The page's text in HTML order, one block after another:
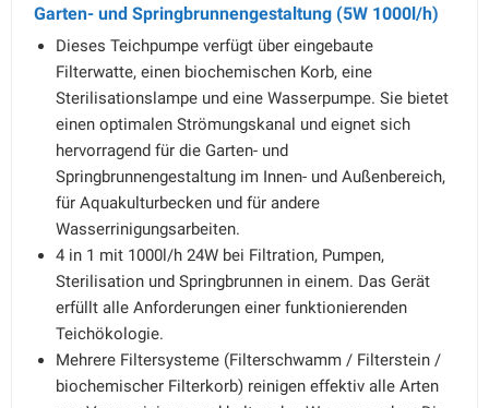
Garten- und Springbrunnengestaltung (5W 1000l/h)
Dieses Teichpumpe verfügt über eingebaute
Filterwatte, einen biochemischen Korb, eine
Sterilisationslampe und eine Wasserpumpe. Sie bietet
einen optimalen Strömungskanal und eignet sich
hervorragend für die Garten- und
Springbrunnengestaltung im Innen- und Außenbereich,
für Aquakulturbecken und für andere
Wasserrinigungsarbeiten.
4 in 1 mit 1000l/h 24W bei Filtration, Pumpen,
Sterilisation und Springbrunnen in einem. Das Gerät
erfüllt alle Anforderungen einer funktionierenden
Teichökologie.
Mehrere Filtersysteme (Filterschwamm / Filterstein /
biochemischer Filterkorb) reinigen effektiv alle Arten